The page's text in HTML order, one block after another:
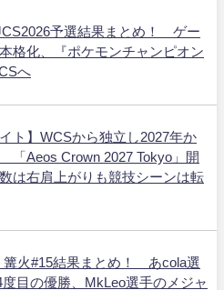
予選結果まとめ！ ゲー
格化、『ポケモンチャンピオン
へ
ト】WCSから独立し2027年か
「Aeos Crown 2027 Tokyo」開
は右肩上がりも競技シーンは転
篝火#15結果まとめ！ あcola選
目の優勝、MkLeo選手のメジャ